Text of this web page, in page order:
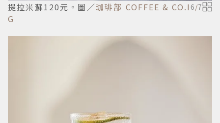
提拉米蘇120元。圖／珈琲部 COFFEE & CO.I
G
6/7